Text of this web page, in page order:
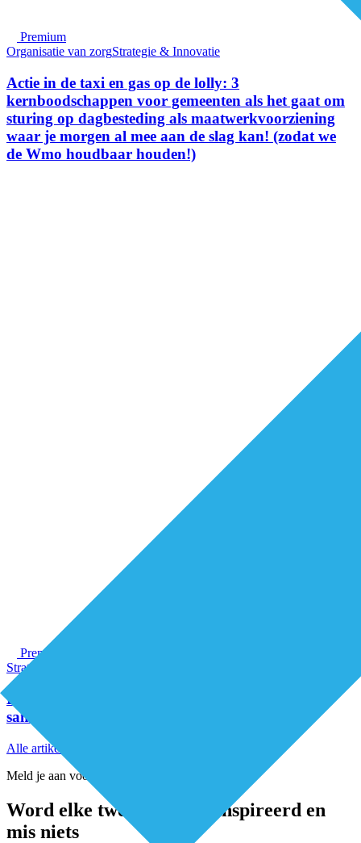
Premium
Organisatie van zorgStrategie & Innovatie
Actie in de taxi en gas op de lolly: 3
kernboodschappen voor gemeenten als het gaat om
sturing op dagbesteding als maatwerkvoorziening
waar je morgen al mee aan de slag kan! (zodat we
de Wmo houdbaar houden!)
Premium
Strategie & Innovatie
Een fundamenteel nieuwe kijk op zorg en
samenleving
Alle artikelen
Meld je aan voor de nieuwsbrief
Word elke twee weken geïnspireerd en
mis niets